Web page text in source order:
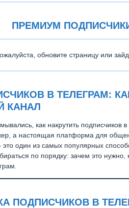
ПРЕМИУМ
обновите страницу или
В ТЕЛЕГРАМ:
КАНАЛ
как накрутить подписчиков
а настоящая платформа для
один из самых популярных
по порядку: зачем это нужно,
ПОДПИСЧИКОВ В